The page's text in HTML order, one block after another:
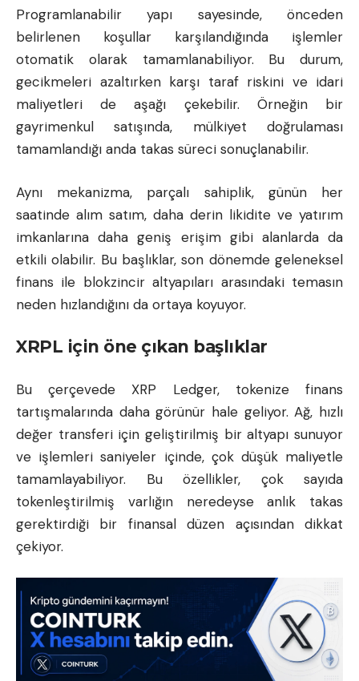
Programlanabilir yapı sayesinde, önceden
belirlenen koşullar karşılandığında işlemler
otomatik olarak tamamlanabiliyor. Bu durum,
gecikmeleri azaltırken karşı taraf riskini ve idari
maliyetleri de aşağı çekebilir. Örneğin bir
gayrimenkul satışında, mülkiyet doğrulaması
tamamlandığı anda takas süreci sonuçlanabilir.
Aynı mekanizma, parçalı sahiplik, günün her
saatinde alım satım, daha derin likidite ve yatırım
imkanlarına daha geniş erişim gibi alanlarda da
etkili olabilir. Bu başlıklar, son dönemde geleneksel
finans ile blokzincir altyapıları arasındaki temasın
neden hızlandığını da ortaya koyuyor.
XRPL için öne çıkan başlıklar
Bu çerçevede XRP Ledger, tokenize finans
tartışmalarında daha görünür hale geliyor. Ağ, hızlı
değer transferi için geliştirilmiş bir altyapı sunuyor
ve işlemleri saniyeler içinde, çok düşük maliyetle
tamamlayabiliyor. Bu özellikler, çok sayıda
tokenleştirilmiş varlığın neredeyse anlık takas
gerektirdiği bir finansal düzen açısından dikkat
çekiyor.